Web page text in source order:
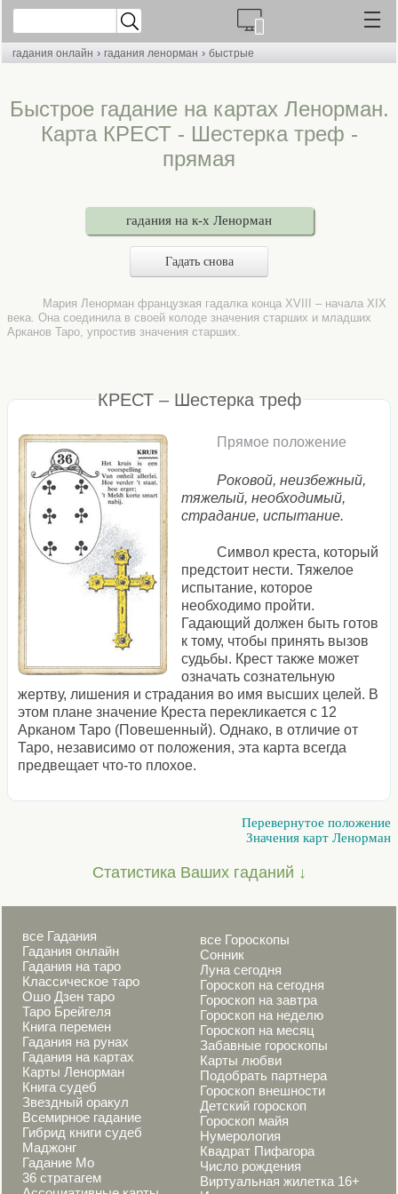
гадания онлайн › гадания ленорман › быстрые
Быстрое гадание на картах Ленорман.
Карта КРЕСТ - Шестерка треф -
прямая
гадания на к-х Ленорман
Гадать снова
Мария Ленорман французкая гадалка конца XVIII – начала XIX
века. Она соединила в своей колоде значения старших и младших
Арканов Таро, упростив значения старших.
КРЕСТ – Шестерка треф
Прямое положение
Роковой, неизбежный,
тяжелый, необходимый,
страдание, испытание.
Символ креста, который
предстоит нести. Тяжелое
испытание, которое
необходимо пройти.
Гадающий должен быть готов
к тому, чтобы принять вызов
судьбы. Крест также может
означать сознательную
жертву, лишения и страдания во имя высших целей. В
этом плане значение Креста перекликается с 12
Арканом Таро (Повешенный). Однако, в отличие от
Таро, независимо от положения, эта карта всегда
предвещает что-то плохое.
Перевернутое положение
Значения карт Ленорман
Статистика Ваших гаданий ↓
все Гадания
Гадания онлайн
Гадания на таро
Классическое таро
Ошо Дзен таро
Таро Брейгеля
Книга перемен
Гадания на рунах
Гадания на картах
Карты Ленорман
Книга судеб
Звездный оракул
Всемирное гадание
Гибрид книги судеб
Маджонг
Гадание Мо
36 стратагем
все Гороскопы
Сонник
Луна сегодня
Гороскоп на сегодня
Гороскоп на завтра
Гороскоп на неделю
Гороскоп на месяц
Забавные гороскопы
Карты любви
Подобрать партнера
Гороскоп внешности
Детский гороскоп
Гороскоп майя
Нумерология
Квадрат Пифагора
Число рождения
Виртуальная жилетка 16+